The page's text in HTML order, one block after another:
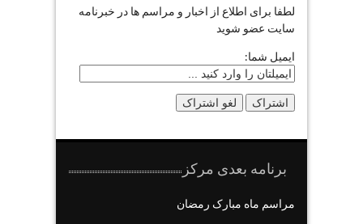
لطفا برای اطلاع از اخبار و مراسم ها در خبرنامه
سایت عضو شوید
ایمیل شما:
برنامه بعدی مرکز
مراسم ماه مبارک رمضان